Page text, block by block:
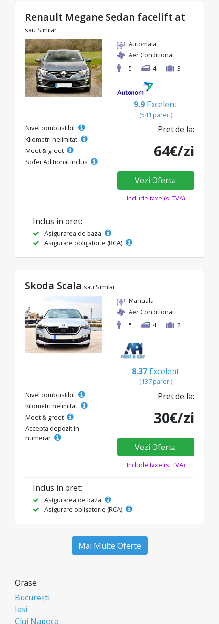
Renault Megane Sedan facelift at
sau Similar
Automata
Aer Conditionat
5
4 3
9.9 Excelent
(541 pareri)
Nivel combustibil
Kilometri nelimitat
Meet & greet
Sofer Aditional Inclus
Pret de la:
64€/zi
Vezi Oferta
Include taxe (si TVA)
Inclus in pret:
Asigurarea de baza
Asigurare obligatorie (RCA)
Skoda Scala sau Similar
Manuala
Aer Conditionat
5
4 2
8.37 Excelent
(137 pareri)
Nivel combustibil
Kilometri nelimitat
Meet & greet
Accepta depozit in
numerar
Pret de la:
30€/zi
Vezi Oferta
Include taxe (si TVA)
Inclus in pret:
Asigurarea de baza
Asigurare obligatorie (RCA)
Mai Multe Oferte
Orase
București
Iasi
Cluj Napoca